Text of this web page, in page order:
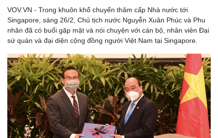
VOV.VN - Trong khuôn khổ chuyến thăm cấp Nhà nước tới
Singapore, sáng 26/2, Chủ tịch nước Nguyễn Xuân Phúc và Phu
nhân đã có buổi gặp mặt và nói chuyện với cán bộ, nhân viên Đại
sứ quán và đại diện cộng đồng người Việt Nam tại Singapore.